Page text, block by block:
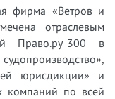
фирма «Ветров и
отраслевым
Право.ру-300 в
юрисдикции» и
компаний по всей